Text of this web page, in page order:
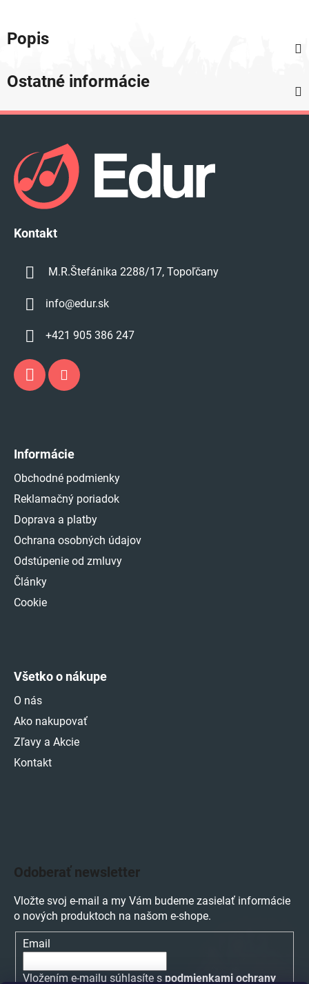
Popis
Ostatné informácie
Kontakt
M.R.Štefánika 2288/17, Topoľčany
info@edur.sk
+421 905 386 247
Informácie
Obchodné podmienky
Reklamačný poriadok
Doprava a platby
Ochrana osobných údajov
Odstúpenie od zmluvy
Články
Cookie
Všetko o nákupe
O nás
Ako nakupovať
Zľavy a Akcie
Kontakt
Odoberať newsletter
Vložte svoj e-mail a my Vám budeme zasielať informácie
o nových produktoch na našom e-shope.
Email
Vložením e-mailu súhlasíte s podmienkami ochrany